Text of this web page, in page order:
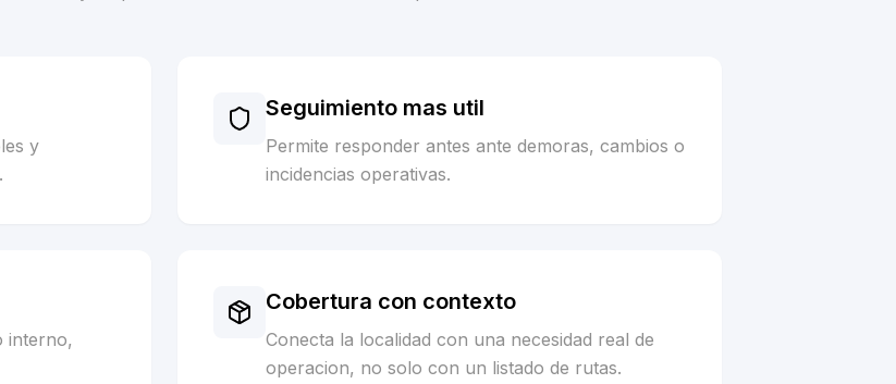
y
Seguimiento mas util
Permite responder antes ante demoras, cambios o
incidencias operativas.
interno,
Cobertura con contexto
Conecta la localidad con una necesidad real de
operacion, no solo con un listado de rutas.